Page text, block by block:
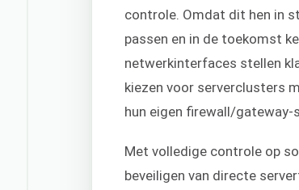
controle. Omdat dit hen in
passen en in de toekomst
netwerkinterfaces stellen
kiezen voor serverclusters
hun eigen firewall/gateway-
Met volledige controle op
beveiligen van directe